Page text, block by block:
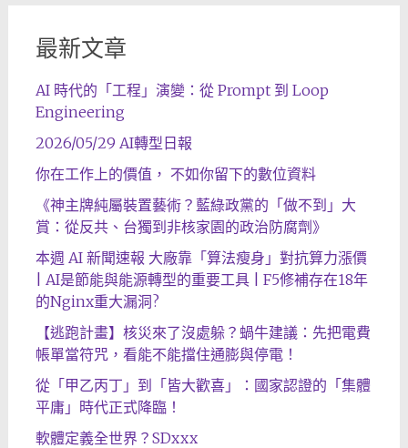
最新文章
AI 時代的「工程」演變：從 Prompt 到 Loop
Engineering
2026/05/29 AI轉型日報
你在工作上的價值， 不如你留下的數位資料
《神主牌純屬裝置藝術？藍綠政黨的「做不到」大
賞：從反共、台獨到非核家園的政治防腐劑》
本週 AI 新聞速報 大廠靠「算法瘦身」對抗算力漲價
| AI是節能與能源轉型的重要工具 | F5修補存在18年
的Nginx重大漏洞?
【逃跑計畫】核災來了沒處躲？蝸牛建議：先把電費
帳單當符咒，看能不能擋住通膨與停電！
從「甲乙丙丁」到「皆大歡喜」：國家認證的「集體
平庸」時代正式降臨！
軟體定義全世界？SDxxx